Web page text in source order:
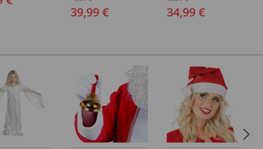
(48-64)
39,99 €
(48-64)
34,99 €